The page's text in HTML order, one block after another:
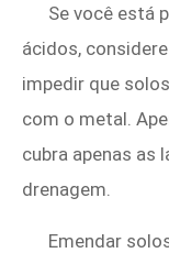
Se você está
ácidos,
impedir que
com o metal.
cubra apenas as
drenagem.
Emendar